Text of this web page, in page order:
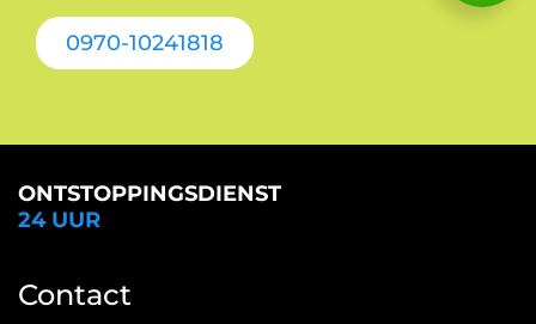
0970-10241818
ONTSTOPPINGSDIENST
24 UUR
Contact